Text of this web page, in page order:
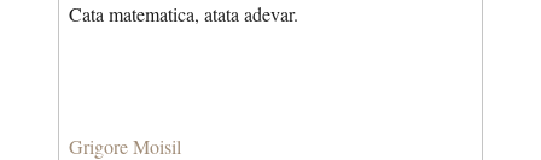
Cata matematica, atata adevar.
Grigore Moisil